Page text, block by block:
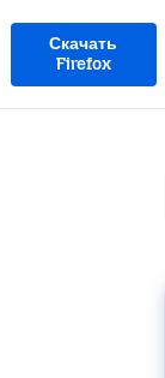
Скачать
Firefox